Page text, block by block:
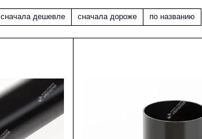
сначала дешевле сначала дороже по названию